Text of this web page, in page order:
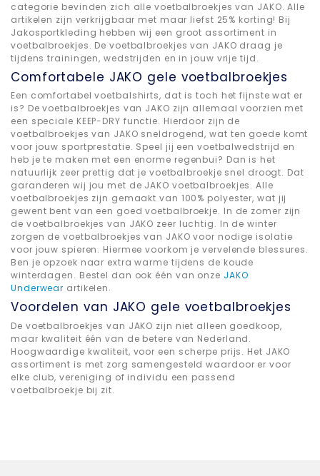
categorie bevinden zich alle voetbalbroekjes van JAKO. Alle
artikelen zijn verkrijgbaar met maar liefst 25% korting! Bij
Jakosportkleding hebben wij een groot assortiment in
voetbalbroekjes. De voetbalbroekjes van JAKO draag je
tijdens trainingen, wedstrijden en in jouw vrije tijd.
Comfortabele JAKO gele voetbalbroekjes
Een comfortabel voetbalshirts, dat is toch het fijnste wat er
is? De voetbalbroekjes van JAKO zijn allemaal voorzien met
een speciale KEEP-DRY functie. Hierdoor zijn de
voetbalbroekjes van JAKO sneldrogend, wat ten goede komt
voor jouw sportprestatie. Speel jij een voetbalwedstrijd en
heb je te maken met een enorme regenbui? Dan is het
natuurlijk zeer prettig dat je voetbalbroekje snel droogt. Dat
garanderen wij jou met de JAKO voetbalbroekjes. Alle
voetbalbroekjes zijn gemaakt van 100% polyester, wat jij
gewent bent van een goed voetbalbroekje. In de zomer zijn
de voetbalbroekjes van JAKO zeer luchtig. In de winter
zorgen de voetbalbroekjes van JAKO voor nodige isolatie
voor jouw spieren. Hiermee voorkom je vervelende blessures.
Ben je opzoek naar extra warme tijdens de koude
winterdagen. Bestel dan ook één van onze JAKO
Underwear artikelen.
Voordelen van JAKO gele voetbalbroekjes
De voetbalbroekjes van JAKO zijn niet alleen goedkoop,
maar kwaliteit één van de betere van Nederland.
Hoogwaardige kwaliteit, voor een scherpe prijs. Het JAKO
assortiment is met zorg samengesteld waardoor er voor
elke club, vereniging of individu een passend
voetbalbroekje bij zit.